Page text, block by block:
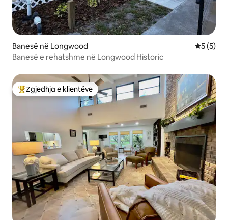
Banesë në Longwood
5 (5)
Banesë e rehatshme në Longwood Historic
Më të mirat e zgjedhjeve të klientëve
Zgjedhja e klientëve